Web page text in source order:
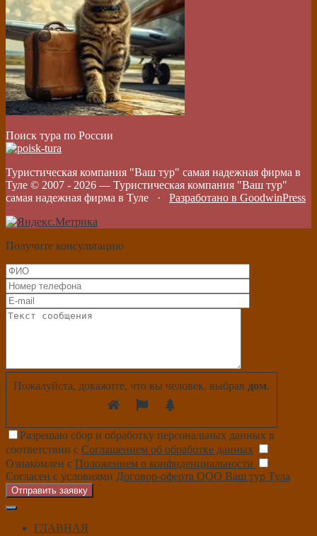
Поиск тура по России
Туристическая компания "Ваш тур" самая надежная фирма в
Туле © 2007 - 2026 — Туристическая компания "Ваш тур"
самая надежная фирма в Туле · Разработано в GoodwinPress
Получите консультацию
Пожалуйста, докажите, что вы человек, выбрав дом.
Разрешаю сбор и обработку персональных данных в
соответствии с Соглашением об обработке данных
Ознакомлен с Положением о конфиденциальности
Согласен с условиями Договор-оферта ООО Ваш тур Тула
Отправить заявку
ГЛАВНАЯ